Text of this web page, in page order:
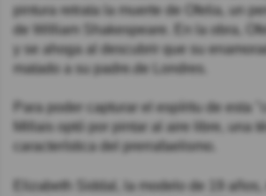
pintura retrata la muerte de Ofelia, un
de William Shakespeare. En la obra,
y se ahoga al descubrir que su
matado a su padre.de Londres.
Para poder capturar el espíritu de esta
Millais optó por pintar al aire libre, una
característica del prerrafaelismo.
Elizabeth Siddal, la modelo de 19